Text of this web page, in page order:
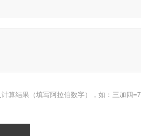
算结果（填写阿拉伯数字），如：三加四=7